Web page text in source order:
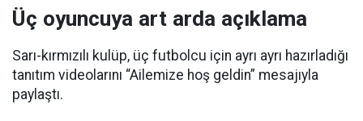
Üç oyuncuya art arda açıklama
Sarı-kırmızılı kulüp, üç futbolcu için ayrı ayrı hazırladığı
tanıtım videolarını “Ailemize hoş geldin” mesajıyla
paylaştı.